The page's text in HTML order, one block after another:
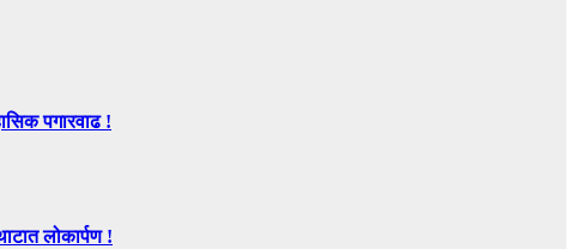
पगारवाढ !
लोकार्पण !